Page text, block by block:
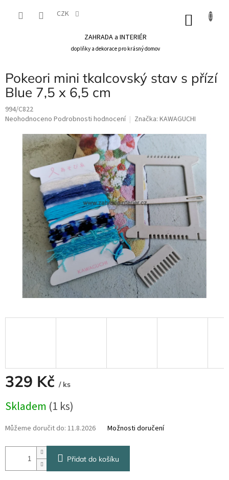
CZK
ZAHRADA a INTERIÉR
doplňky a dekorace pro krásný domov
Pokeori mini tkalcovský stav s přízí
Blue 7,5 x 6,5 cm
994/C822
Průměrné
produktu
hvězdiček.
Neohodnoceno Podrobnosti hodnocení Značka: KAWAGUCHI
329 Kč / ks
cena:
Skladem (1 ks)
Můžeme doručit do: 11.8.2026 Možnosti doručení
Přidat do košíku